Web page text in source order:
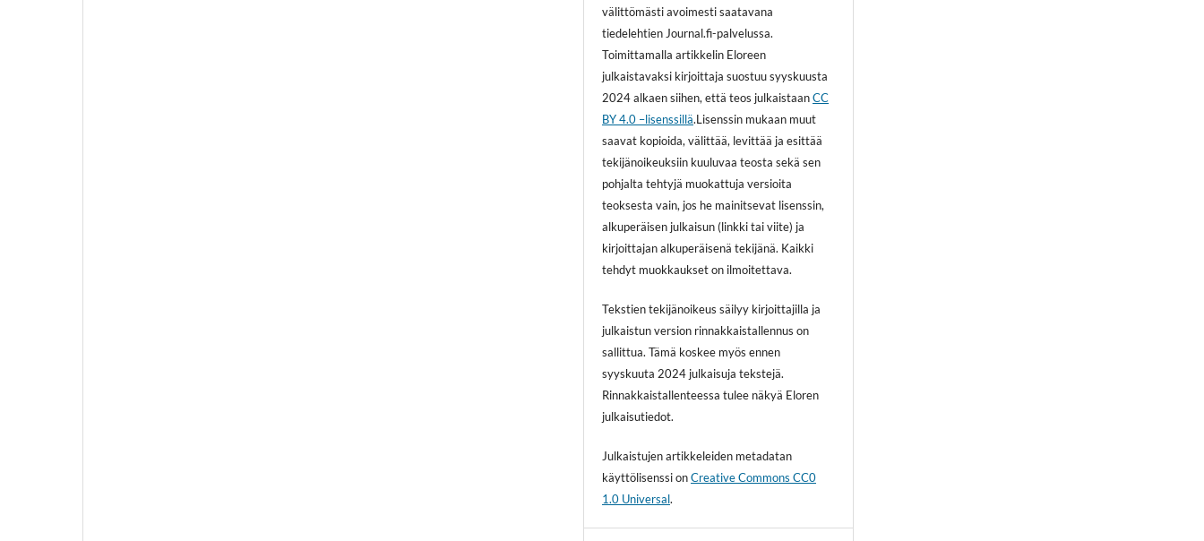
välittömästi avoimesti saatavana
tiedelehtien Journal.fi-palvelussa.
Toimittamalla artikkelin Eloreen
julkaistavaksi kirjoittaja suostuu syyskuusta
2024 alkaen siihen, että teos julkaistaanCC
BY 4.0 –lisenssillä.Lisenssin mukaan muut
saavat kopioida, välittää, levittää ja esittää
tekijänoikeuksiin kuuluvaa teosta sekä sen
pohjalta tehtyjä muokattuja versioita
teoksesta vain, jos he mainitsevat lisenssin,
alkuperäisen julkaisun (linkki tai viite) ja
kirjoittajan alkuperäisenä tekijänä. Kaikki
tehdyt muokkaukset on ilmoitettava.
Tekstien tekijänoikeus säilyy kirjoittajilla ja
julkaistun version rinnakkaistallennus on
sallittua. Tämä koskee myös ennen
syyskuuta 2024 julkaisuja tekstejä.
Rinnakkaistallenteessa tulee näkyä Eloren
julkaisutiedot.
Julkaistujen artikkeleiden metadatan
käyttölisenssi onCreative Commons CC0
1.0 Universal.